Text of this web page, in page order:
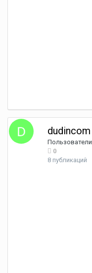
dudincom
Пользователи
0
8 публикаций